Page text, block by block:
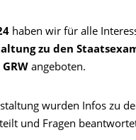
haben wir für alle
zu den
angeboten.
wurden Infos zu
und Fragen